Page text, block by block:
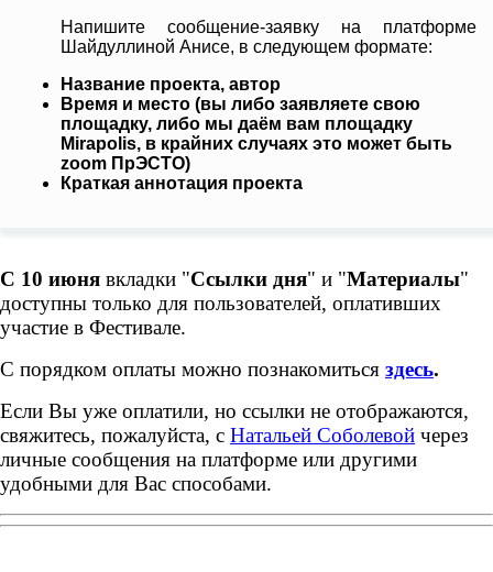
Напишите сообщение-заявку на платформе
Шайдуллиной Анисе, в следующем формате:
Название проекта, автор
Время и место (вы либо заявляете свою
площадку, либо мы даём вам площадку
Mirapolis, в крайних случаях это может быть
zoom ПрЭСТО)
Краткая аннотация проекта
C 10 июня вкладки "Ссылки дня" и "Материалы"
доступны только для пользователей, оплативших
участие в Фестивале.
С порядком оплаты можно познакомиться здесь.
Если Вы уже оплатили, но ссылки не отображаются,
свяжитесь, пожалуйста, с Натальей Соболевой через
личные сообщения на платформе или другими
удобными для Вас способами.